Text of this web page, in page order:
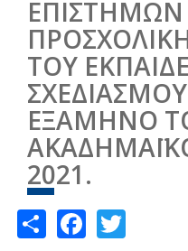
ΕΠΙΣΤΗΜΩΝ
ΤΟΥ
ΕΞΑΜΗΝΟ
2021.
Share